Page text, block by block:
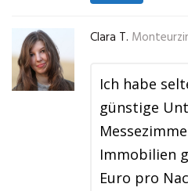
Clara T.
Ich habe
günstige
Immobilien
Euro pro